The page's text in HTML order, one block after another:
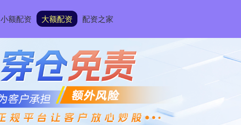
小额配资 大额配资 配资之家